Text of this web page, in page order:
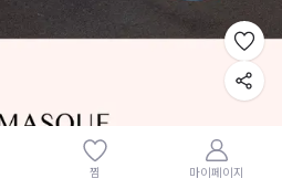
찜 마이페이지